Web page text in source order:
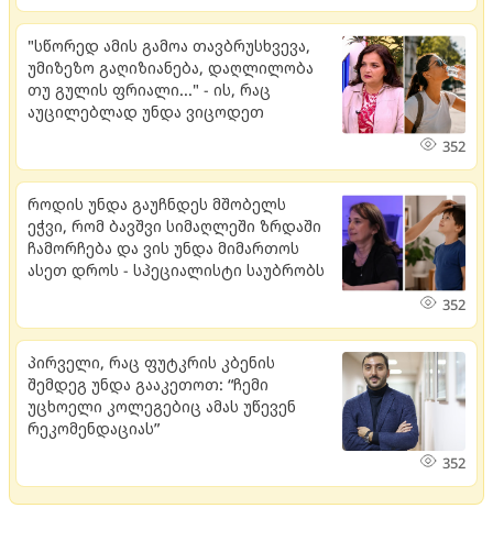
"სწორედ ამის გამოა თავბრუსხვევა,
უმიზეზო გაღიზიანება, დაღლილობა
თუ გულის ფრიალი..." - ის, რაც
აუცილებლად უნდა ვიცოდეთ
352
როდის უნდა გაუჩნდეს მშობელს
ეჭვი, რომ ბავშვი სიმაღლეში ზრდაში
ჩამორჩება და ვის უნდა მიმართოს
ასეთ დროს - სპეციალისტი საუბრობს
352
პირველი, რაც ფუტკრის კბენის
შემდეგ უნდა გააკეთოთ: “ჩემი
უცხოელი კოლეგებიც ამას უწევენ
რეკომენდაციას”
352